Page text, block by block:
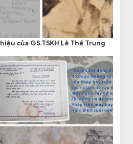
của GS.TSKH Lê Thế Trung